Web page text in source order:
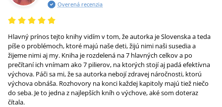
Overená recenzia
Hlavný prínos tejto knihy vidím v tom, že autorka je Slovenska a teda
píše o problémoch, ktoré majú naše deti, žijú nimi naši susedia a
žijeme nimi aj my. Kniha je rozdelená na 7 hlavných celkov a po
prečítaní ich vnímam ako 7 pilierov, na ktorých stojí aj padá efektívna
výchova. Páči sa mi, že sa autorka nebojí zdravej náročnosti, ktorú
výchova obnáša. Rozhovory na konci každej kapitoly majú tiež niečo
do seba. Je to jedna z najlepších kníh o výchove, aké som doteraz
čítala.